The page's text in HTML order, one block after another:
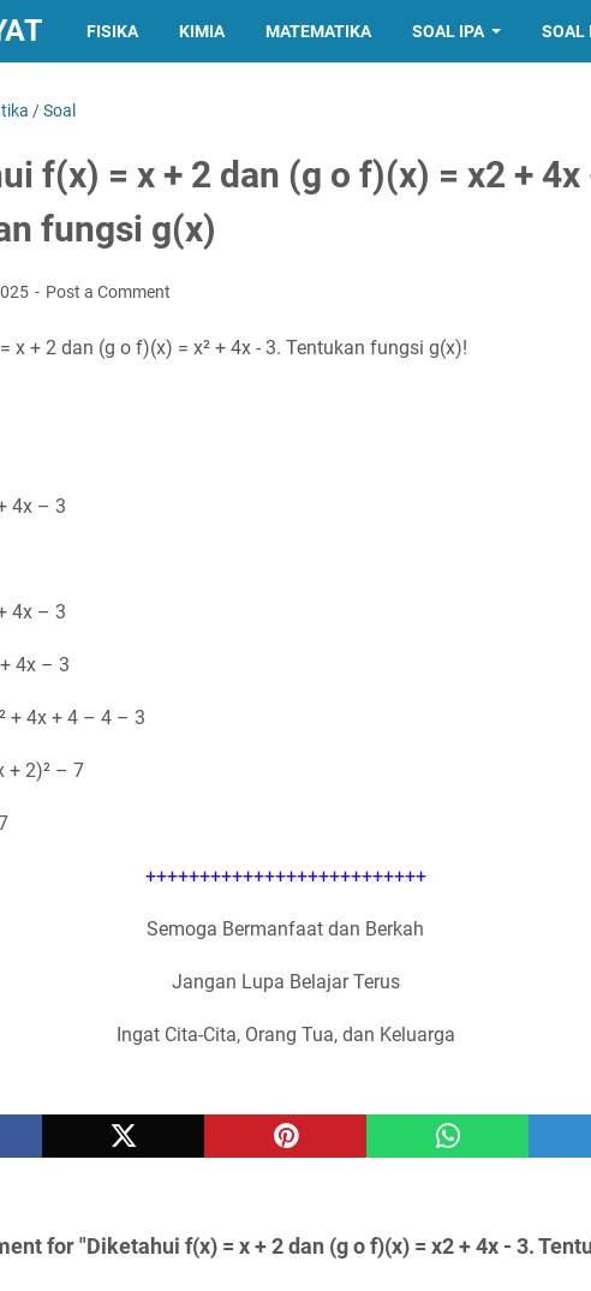
FISIKA KIMIA MATEMATIKA SOAL IPA SOAL
/Soal
f(x) = x + 2 dan (g o f)(x) = x2 + 4x
fungsi g(x)
Post a Comment
x + 2 dan (g o f)(x) = x² + 4x - 3. Tentukan fungsi g(x)!
4x – 3
4x – 3
4x – 3
+ 4x + 4 – 4 – 3
+ 2)² – 7
++++++++++++++++++++++++++
Semoga Bermanfaat dan Berkah
Jangan Lupa Belajar Terus
Ingat Cita-Cita, Orang Tua, dan Keluarga
for "Diketahui f(x) = x + 2 dan (g o f)(x) = x2 + 4x - 3.